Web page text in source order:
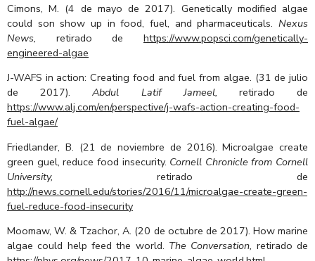
Cimons, M. (4 de mayo de 2017). Genetically modified algae
could son show up in food, fuel, and pharmaceuticals. Nexus
News, retirado dehttps://www.popsci.com/genetically-
engineered-algae
J-WAFS in action: Creating food and fuel from algae. (31 de julio
de 2017).Abdul Latif Jameel, retirado de
https://www.alj.com/en/perspective/j-wafs-action-creating-food-
fuel-algae/
Friedlander, B. (21 de noviembre de 2016). Microalgae create
green guel, reduce food insecurity. Cornell Chronicle from Cornell
University, retirado de
http://news.cornell.edu/stories/2016/11/microalgae-create-green-
fuel-reduce-food-insecurity
Moomaw, W. & Tzachor, A. (20 de octubre de 2017). How marine
algae could help feed the world. The Conversation, retirado de